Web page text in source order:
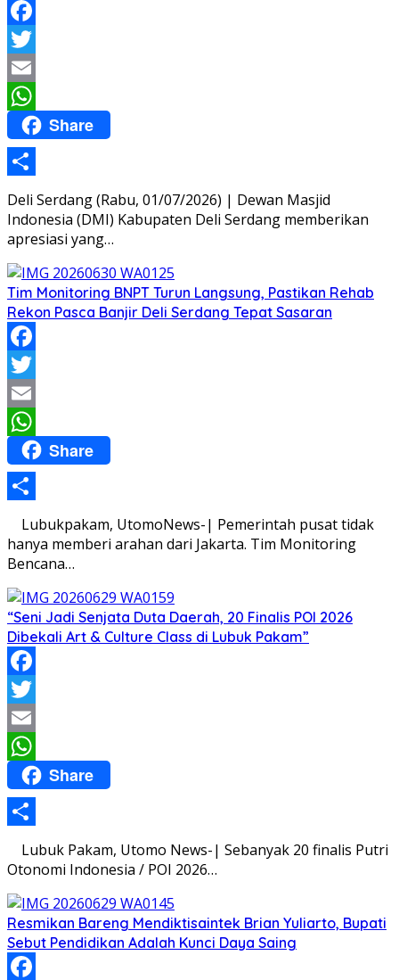
Facebook
Twitter
Email
WhatsApp
Share
Share
Deli Serdang (Rabu, 01/07/2026) | Dewan Masjid
Indonesia (DMI) Kabupaten Deli Serdang memberikan
apresiasi yang…
Tim Monitoring BNPT Turun Langsung, Pastikan Rehab
Rekon Pasca Banjir Deli Serdang Tepat Sasaran
Facebook
Twitter
Email
WhatsApp
Share
Share
Lubukpakam, UtomoNews-| Pemerintah pusat tidak
hanya memberi arahan dari Jakarta. Tim Monitoring
Bencana…
“Seni Jadi Senjata Duta Daerah, 20 Finalis POI 2026
Dibekali Art & Culture Class di Lubuk Pakam”
Facebook
Twitter
Email
WhatsApp
Share
Share
Lubuk Pakam, Utomo News-| Sebanyak 20 finalis Putri
Otonomi Indonesia / POI 2026…
Resmikan Bareng Mendiktisaintek Brian Yuliarto, Bupati
Sebut Pendidikan Adalah Kunci Daya Saing